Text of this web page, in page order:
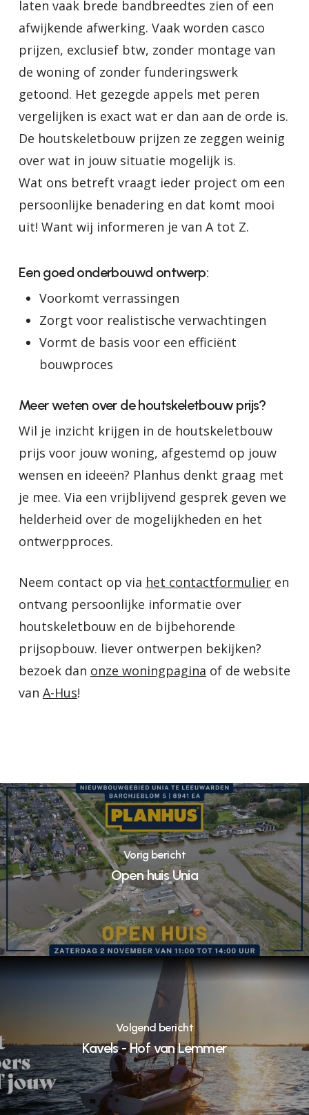
laten vaak brede bandbreedtes zien of een
afwijkende afwerking. Vaak worden casco
prijzen, exclusief btw, zonder montage van
de woning of zonder funderingswerk
getoond. Het gezegde appels met peren
vergelijken is exact wat er dan aan de orde is.
De houtskeletbouw prijzen ze zeggen weinig
over wat in jouw situatie mogelijk is.
Wat ons betreft vraagt ieder project om een
persoonlijke benadering en dat komt mooi
uit! Want wij informeren je van A tot Z.
Een goed onderbouwd ontwerp:
Voorkomt verrassingen
Zorgt voor realistische verwachtingen
Vormt de basis voor een efficiënt
bouwproces
Meer weten over de houtskeletbouw prijs?
Wil je inzicht krijgen in de houtskeletbouw
prijs voor jouw woning, afgestemd op jouw
wensen en ideeën? Planhus denkt graag met
je mee. Via een vrijblijvend gesprek geven we
helderheid over de mogelijkheden en het
ontwerpproces.
Neem contact op via het contactformulieren
ontvang persoonlijke informatie over
houtskeletbouw en de bijbehorende
prijsopbouw. liever ontwerpen bekijken?
bezoek dan onze woningpagina of de website
van A-Hus!
Vorig bericht
Open huis Unia
Volgend bericht
Kavels - Hof van Lemmer